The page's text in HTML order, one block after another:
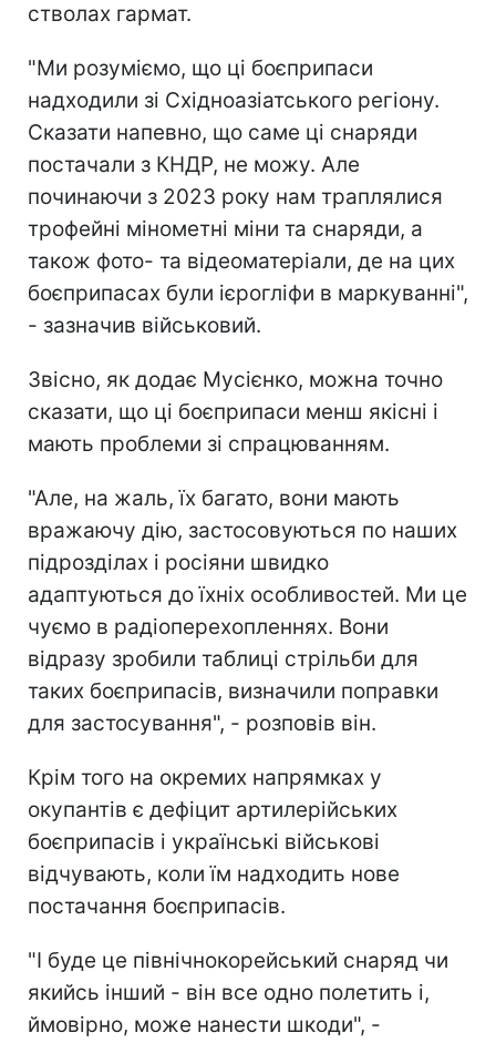
стволах гармат.
"Ми розуміємо, що ці боєприпаси
надходили зі Східноазіатського регіону.
Сказати напевно, що саме ці снаряди
постачали з КНДР, не можу. Але
починаючи з 2023 року нам траплялися
трофейні мінометні міни та снаряди, а
також фото- та відеоматеріали, де на цих
боєприпасах були ієрогліфи в маркуванні",
- зазначив військовий.
Звісно, як додає Мусієнко, можна точно
сказати, що ці боєприпаси менш якісні і
мають проблеми зі спрацюванням.
"Але, на жаль, їх багато, вони мають
вражаючу дію, застосовуються по наших
підрозділах і росіяни швидко
адаптуються до їхніх особливостей. Ми це
чуємо в радіоперехопленнях. Вони
відразу зробили таблиці стрільби для
таких боєприпасів, визначили поправки
для застосування", - розповів він.
Крім того на окремих напрямках у
окупантів є дефіцит артилерійських
боєприпасів і українські військові
відчувають, коли їм надходить нове
постачання боєприпасів.
"І буде це північнокорейський снаряд чи
якийсь інший - він все одно полетить і,
ймовірно, може нанести шкоди", -